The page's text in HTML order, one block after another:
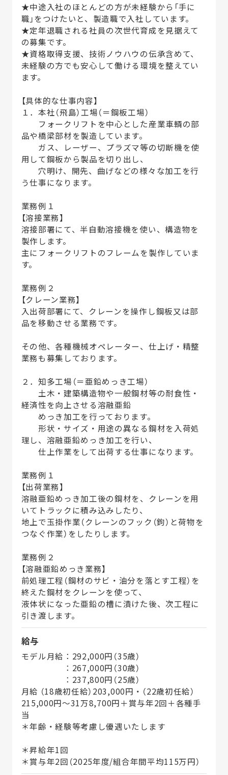
★中途入社のほとんどの方が未経験から「手に
職」をつけたいと、製造職で入社しています。
★定年退職される社員の次世代育成を見据えて
の募集です。
★資格取得支援、技術ノウハウの伝承含めて、
未経験の方でも安心して働ける環境を整えてい
ます。
【具体的な仕事内容】
１．本社（飛島）工場（＝鋼板工場）
フォークリフトを中心とした産業車輌の部
品や橋梁部材を製造しています。
ガス、レーザー、プラズマ等の切断機を使
用して鋼板から製品を切り出し、
穴明け、開先、曲げなどの様々な加工を行
う仕事になります。
業務例１
【溶接業務】
溶接部署にて、半自動溶接機を使い、構造物を
製作します。
主にフォークリフトのフレームを製作していま
す。
業務例２
【クレーン業務】
入出荷部署にて、クレーンを操作し鋼板又は部
品を移動させる業務です。
その他、各種機械オペレーター、仕上げ・精整
業務も募集しております。
２．知多工場（＝亜鉛めっき工場）
土木・建築構造物や一般鋼材等の耐食性・
経済性を向上させる溶融亜鉛
めっき加工を行っております。
形状・サイズ・用途の異なる鋼材を入荷処
理し、溶融亜鉛めっき加工を行い、
仕上作業をして出荷する仕事になります。
業務例１
【出荷業務】
溶融亜鉛めっき加工後の鋼材を、クレーンを用
いてトラックに積み込みしたり、
地上で玉掛作業（クレーンのフック（鉤）と荷物を
つなぐ作業）をしたりします。
業務例２
【溶融亜鉛めっき業務】
前処理工程（鋼材のサビ・油分を落とす工程）を
終えた鋼材をクレーンを使って、
液体状になった亜鉛の槽に漬けた後、次工程に
引き渡します。
給与
モデル月給：292,000円（35歳）
：267,000円（30歳）
：237,800円（25歳）
月給 （18歳初任給）203,000円・（22歳初任給）
215,000円～31万8,700円＋賞与年2回＋各種手
当
＊年齢・経験等考慮し優遇いたします
＊昇給年1回
＊賞与年2回（2025年度/組合年間平均115万円）